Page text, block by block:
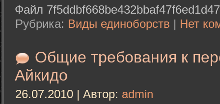
Файл
Рубрика: Виды единоборств | Нет
Общие требования к
Айкидо
26.07.2010 | Автор: admin